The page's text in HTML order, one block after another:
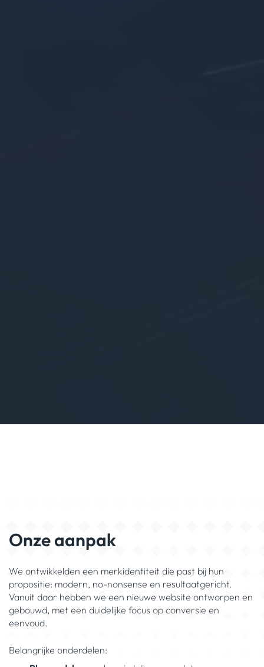
Onze aanpak
We ontwikkelden een merkidentiteit die past bij hun
propositie: modern, no-nonsense en resultaatgericht.
Vanuit daar hebben we een nieuwe website ontworpen en
gebouwd, met een duidelijke focus op conversie en
eenvoud.
Belangrijke onderdelen: